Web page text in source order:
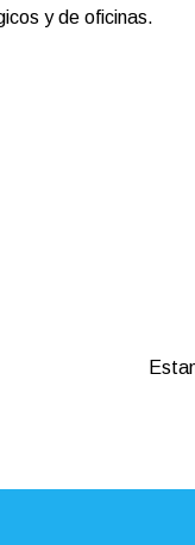
y de oficinas.